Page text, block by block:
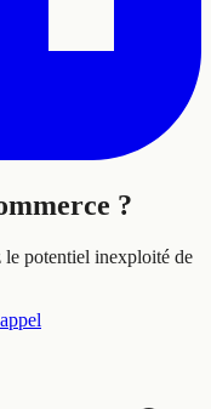
?
le potentiel inexploité de